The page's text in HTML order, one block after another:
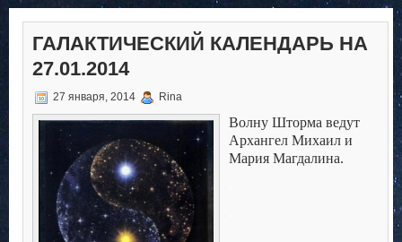
ГАЛАКТИЧЕСКИЙ КАЛЕНДАРЬ НА
27.01.2014
27 января, 2014 Rina
Волну Шторма ведут
Архангел Михаил и
Мария Магдалина.